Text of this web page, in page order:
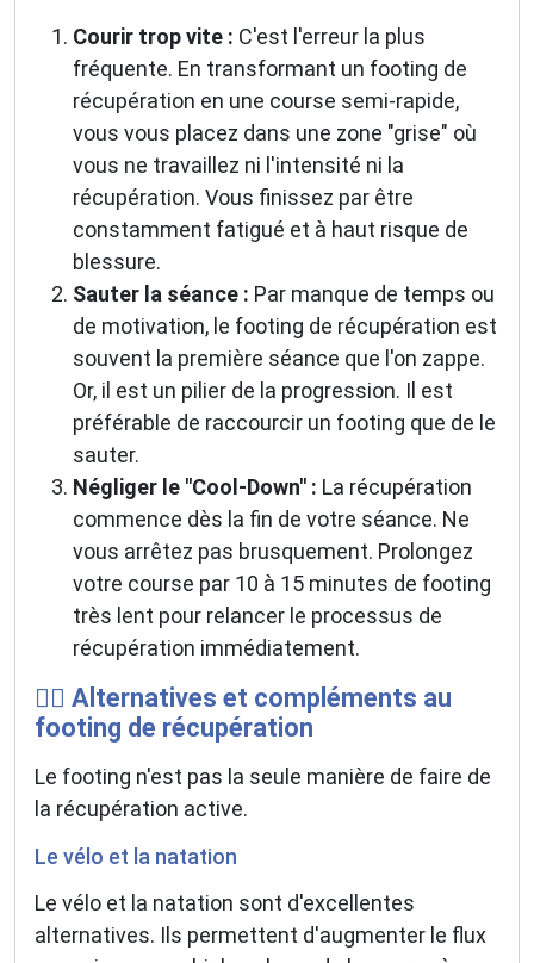
Courir trop vite : C'est l'erreur la plus
fréquente. En transformant un footing de
récupération en une course semi-rapide,
vous vous placez dans une zone "grise" où
vous ne travaillez ni l'intensité ni la
récupération. Vous finissez par être
constamment fatigué et à haut risque de
blessure.
Sauter la séance : Par manque de temps ou
de motivation, le footing de récupération est
souvent la première séance que l'on zappe.
Or, il est un pilier de la progression. Il est
préférable de raccourcir un footing que de le
sauter.
Négliger le "Cool-Down" : La récupération
commence dès la fin de votre séance. Ne
vous arrêtez pas brusquement. Prolongez
votre course par 10 à 15 minutes de footing
très lent pour relancer le processus de
récupération immédiatement.
🚴‍♂️ Alternatives et compléments au
footing de récupération
Le footing n'est pas la seule manière de faire de
la récupération active.
Le vélo et la natation
Le vélo et la natation sont d'excellentes
alternatives. Ils permettent d'augmenter le flux